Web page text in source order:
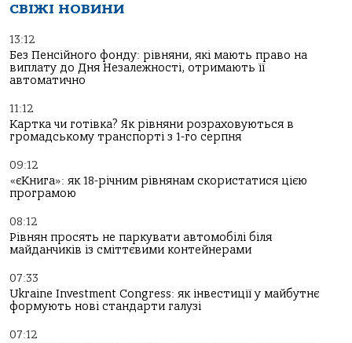
СВІЖІ НОВИНИ
13:12
Без Пенсійного фонду: рівняни, які мають право на
виплату до Дня Незалежності, отримають її
автоматично
11:12
Картка чи готівка? Як рівняни розраховуються в
громадському транспорті з 1-го серпня
09:12
«єКнига»: як 18-річним рівнянам скористатися цією
програмою
08:12
Рівнян просять не паркувати автомобілі біля
майданчиків із сміттєвими контейнерами
07:33
Ukraine Investment Congress: як інвестиції у майбутнє
формують нові стандарти галузі
07:12